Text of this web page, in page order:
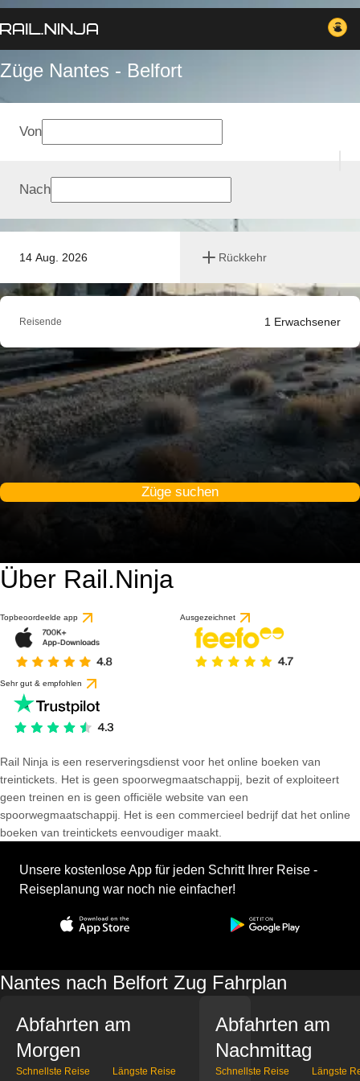
Züge Nantes - Belfort
14 Aug. 2026 Rückkehr
Von
Nach
Reisende 1 Erwachsener
Züge suchen
Über Rail.Ninja
Topbeoordeelde app Ausgezeichnet
Sehr gut & empfohlen
Rail Ninja is een reserveringsdienst voor het online boeken van
treintickets. Het is geen spoorwegmaatschappij, bezit of exploiteert
geen treinen en is geen officiële website van een
spoorwegmaatschappij. Het is een commercieel bedrijf dat het online
boeken van treintickets eenvoudiger maakt.
Unsere kostenlose App für jeden Schritt Ihrer Reise -
Reiseplanung war noch nie einfacher!
Nantes nach Belfort Zug Fahrplan
Abfahrten am
Morgen
Schnellste Reise Längste Reise
Abfahrten am
Nachmittag
Schnellste Reise Längste